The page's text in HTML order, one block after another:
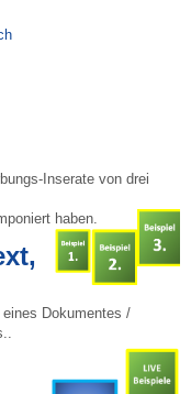
Inserate von drei
haben.
Dokumentes /